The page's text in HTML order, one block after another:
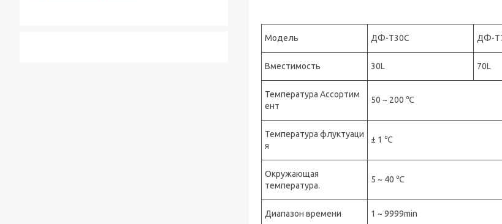
Модель ДФ-T30C ДФ-
Вместимость 30L 70L
Температура Ассортим
ент
50 ~ 200 ℃
Температура флуктуаци
я
± 1 ℃
Окружающая
температура.
5 ~ 40 ℃
Диапазон времени 1 ~ 9999min